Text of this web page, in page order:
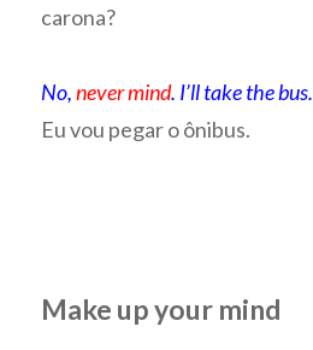
carona?
No,never mind. I’ll take the bus.
Eu vou pegar o ônibus.
Make up your mind